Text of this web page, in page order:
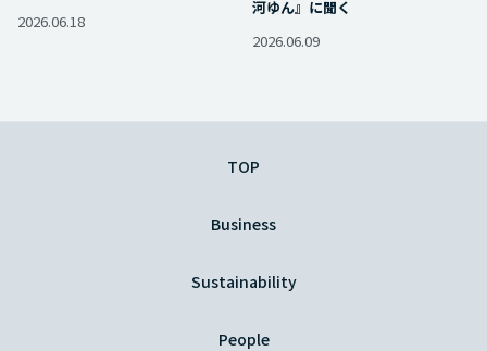
2026.06.18
河ゆん』に聞く
2026.06.09
TOP
Business
Sustainability
People